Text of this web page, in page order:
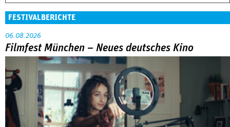
FESTIVALBERICHTE
06.08.2026
Filmfest München – Neues deutsches Kino